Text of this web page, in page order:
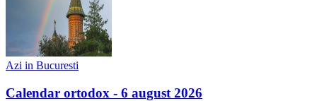
Azi in Bucuresti
Calendar ortodox - 6 august 2026